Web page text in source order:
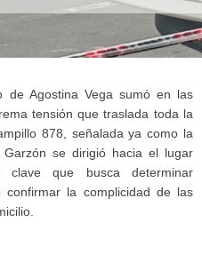
de Agostina Vega sumó en las
tensión que traslada toda la
878, señalada ya como la
Garzón se dirigió hacia el lugar
clave que busca determinar
confirmar la complicidad de las